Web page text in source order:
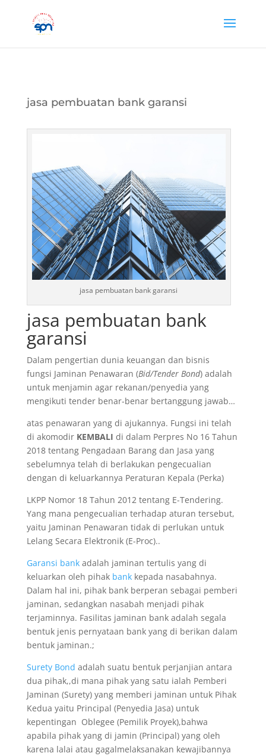
jasa pembuatan bank garansi
jasa pembuatan bank garansi
jasa pembuatan bank
garansi
Dalam pengertian dunia keuangan dan bisnis
fungsi Jaminan Penawaran (Bid/Tender Bond) adalah
untuk menjamin agar rekanan/penyedia yang
mengikuti tender benar-benar bertanggung jawab…
atas penawaran yang di ajukannya. Fungsi ini telah
di akomodir KEMBALI di dalam Perpres No 16 Tahun
2018 tentang Pengadaan Barang dan Jasa yang
sebelumnya telah di berlakukan pengecualian
dengan di keluarkannya Peraturan Kepala (Perka)
LKPP Nomor 18 Tahun 2012 tentang E-Tendering.
Yang mana pengecualian terhadap aturan tersebut,
yaitu Jaminan Penawaran tidak di perlukan untuk
Lelang Secara Elektronik (E-Proc)..
Garansi bankadalah jaminan tertulis yang di
keluarkan oleh pihakbankkepada nasabahnya.
Dalam hal ini, pihak bank berperan sebagai pemberi
jaminan, sedangkan nasabah menjadi pihak
terjaminnya. Fasilitas jaminan bank adalah segala
bentuk jenis pernyataan bank yang di berikan dalam
bentuk jaminan.;
Surety Bond adalah suatu bentuk perjanjian antara
dua pihak,,di mana pihak yang satu ialah Pemberi
Jaminan (Surety) yang memberi jaminan untuk Pihak
Kedua yaitu Principal (Penyedia Jasa) untuk
kepentingan Oblegee (Pemilik Proyek),bahwa
apabila pihak yang di jamin (Principal) yang oleh
karena lalai atau gagalmelaksanakan kewajibannya